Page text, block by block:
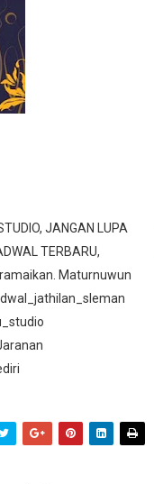
JANGAN LUPA
TERBARU,
Maturnuwun